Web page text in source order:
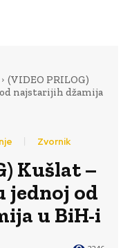
(VIDEO PRILOG)
najstarijih džamija
Zvornik
Kušlat –
jednoj od
u BiH-i